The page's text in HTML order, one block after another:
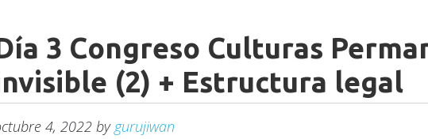
3 Congreso Culturas
(2) + Estructura legal
4, 2022 by gurujiwan